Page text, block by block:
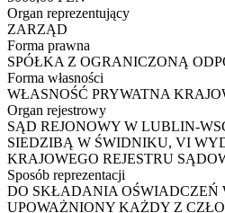
Organ reprezentujący
ZARZĄD
Forma prawna
SPÓŁKA Z OGRANICZONĄ
Forma własności
WŁASNOŚĆ PRYWATNA
Organ rejestrowy
SĄD REJONOWY W LUBLIN-
SIEDZIBĄ W ŚWIDNIKU, VI
KRAJOWEGO REJESTRU
Sposób reprezentacji
DO SKŁADANIA OŚWIADCZEŃ
UPOWAŻNIONY KAŻDY Z